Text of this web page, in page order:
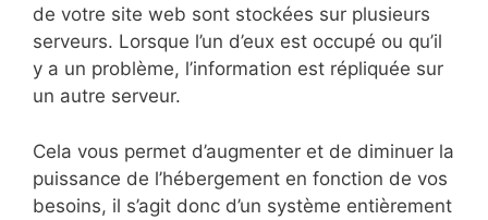
de votre site web sont stockées sur plusieurs
serveurs. Lorsque l’un d’eux est occupé ou qu’il
y a un problème, l’information est répliquée sur
un autre serveur.
Cela vous permet d’augmenter et de diminuer la
puissance de l’hébergement en fonction de vos
besoins, il s’agit donc d’un système entièrement